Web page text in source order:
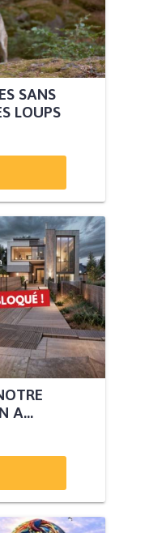
SANS
LOUPS
A...